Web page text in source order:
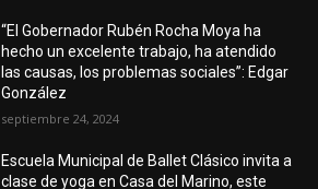
“El Gobernador Rubén Rocha Moya ha
hecho un excelente trabajo, ha atendido
las causas, los problemas sociales”: Edgar
González
septiembre 24, 2024
Escuela Municipal de Ballet Clásico invita a
clase de yoga en Casa del Marino, este